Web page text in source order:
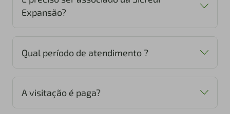
Expansão?
Qual período de atendimento ?
A visitação é paga?